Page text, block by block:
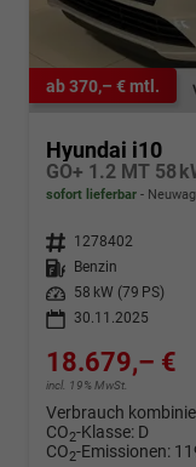
ab 370,– € mtl.
Hyundai i10
sofort lieferbar
Fahrzeugnr. 1278402
Kraftstoff
Benzin
Leistung
58 kW (79 PS)
30.11.2025
18.679,– €
incl. 19% MwSt.
Verbrauch
CO2-Klasse: D
CO2-Emissionen: